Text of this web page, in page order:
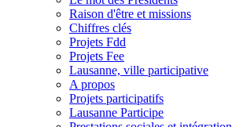
Raison d'être et missions
Chiffres clés
Projets Fdd
Projets Fee
Lausanne, ville participative
A propos
Projets participatifs
Lausanne Participe